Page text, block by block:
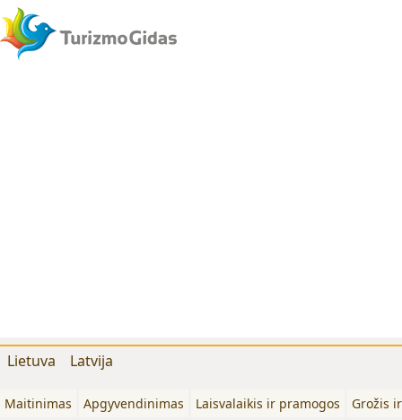
Lietuva Latvija
Maitinimas Apgyvendinimas Laisvalaikis ir pramogos
Grožis